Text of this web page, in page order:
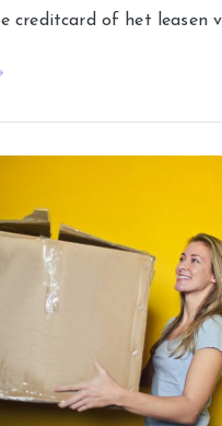
creditcard of het leasen